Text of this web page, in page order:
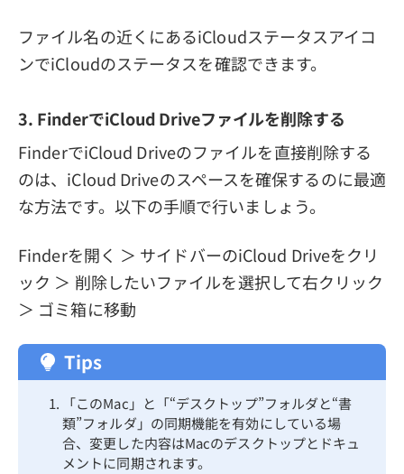
ファイル名の近くにあるiCloudステータスアイコ
ンでiCloudのステータスを確認できます。
3. FinderでiCloud Driveファイルを削除する
FinderでiCloud Driveのファイルを直接削除する
のは、iCloud Driveのスペースを確保するのに最適
な方法です。以下の手順で行いましょう。
Finderを開く ＞ サイドバーのiCloud Driveをクリ
ック ＞ 削除したいファイルを選択して右クリック
＞ ゴミ箱に移動
Tips
「このMac」と「“デスクトップ”フォルダと“書
類”フォルダ」の同期機能を有効にしている場
合、変更した内容はMacのデスクトップとドキュ
メントに同期されます。